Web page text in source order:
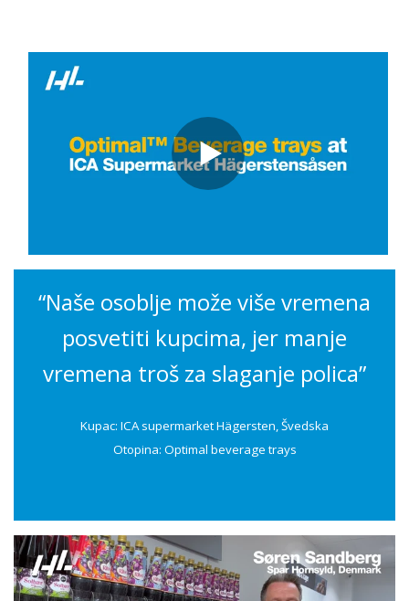
“Naše osoblje može više vremena
posvetiti kupcima, jer manje
vremena troš za slaganje polica”
Kupac: ICA supermarket Hägersten, Švedska
Otopina: Optimal beverage trays